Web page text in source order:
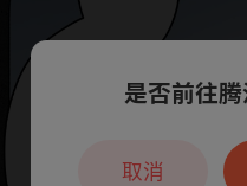
本章节仅支持
户
是否前往
取消